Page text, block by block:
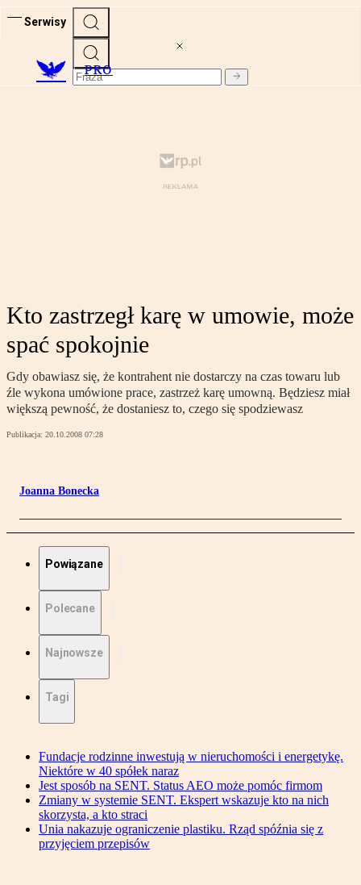
Serwisy
PRO
Kto zastrzegł karę w umowie, może
spać spokojnie
Gdy obawiasz się, że kontrahent nie dostarczy na czas towaru lub
źle wykona umówione prace, zastrzeż karę umowną. Będziesz miał
większą pewność, że dostaniesz to, czego się spodziewasz
Publikacja: 20.10.2008 07:28
Joanna Bonecka
Powiązane
Polecane
Najnowsze
Tagi
Fundacje rodzinne inwestują w nieruchomości i energetykę.
Niektóre w 40 spółek naraz
Jest sposób na SENT. Status AEO może pomóc firmom
Zmiany w systemie SENT. Ekspert wskazuje kto na nich
skorzysta, a kto straci
Unia nakazuje ograniczenie plastiku. Rząd spóźnia się z
przyjęciem przepisów